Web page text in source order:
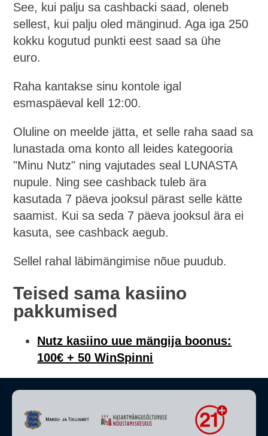
See, kui palju sa cashbacki saad, oleneb
sellest, kui palju oled mänginud. Aga iga 250
kokku kogutud punkti eest saad sa ühe
euro.
Raha kantakse sinu kontole igal
esmaspäeval kell 12:00.
Oluline on meelde jätta, et selle raha saad sa
lunastada oma konto all leides kategooria
"Minu Nutz" ning vajutades seal LUNASTA
nupule. Ning see cashback tuleb ära
kasutada 7 päeva jooksul pärast selle kätte
saamist. Kui sa seda 7 päeva jooksul ära ei
kasuta, see cashback aegub.
Sellel rahal läbimängimise nõue puudub.
Teised sama kasiino
pakkumised
Nutz kasiino uue mängija boonus:
100€ + 50 WinSpinni